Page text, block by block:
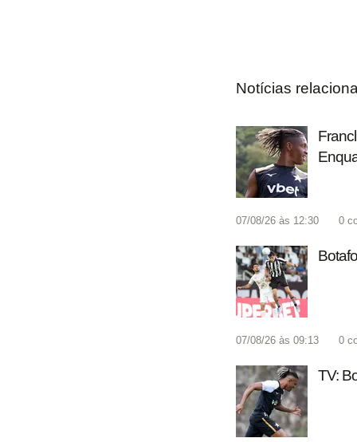
Notícias
07/08/26 às 12:30 0
07/08/26 às 09:13 0
TV: